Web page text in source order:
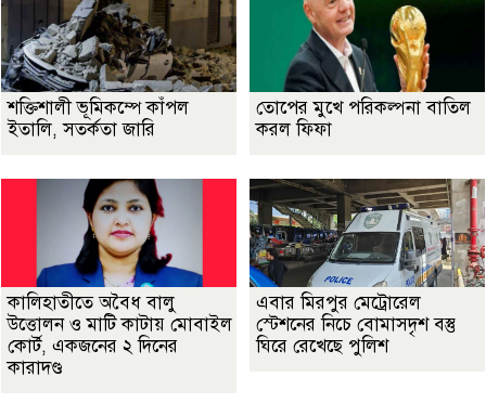
শক্তিশালী ভূমিকম্পে কাঁপল
ইতালি, সতর্কতা জারি
তোপের মুখে পরিকল্পনা বাতিল
করল ফিফা
কালিহাতীতে অবৈধ বালু
উত্তোলন ও মাটি কাটায় মোবাইল
কোর্ট, একজনের ২ দিনের
কারাদণ্ড
এবার মিরপুর মেট্রোরেল
স্টেশনের নিচে বোমাসদৃশ বস্তু
ঘিরে রেখেছে পুলিশ